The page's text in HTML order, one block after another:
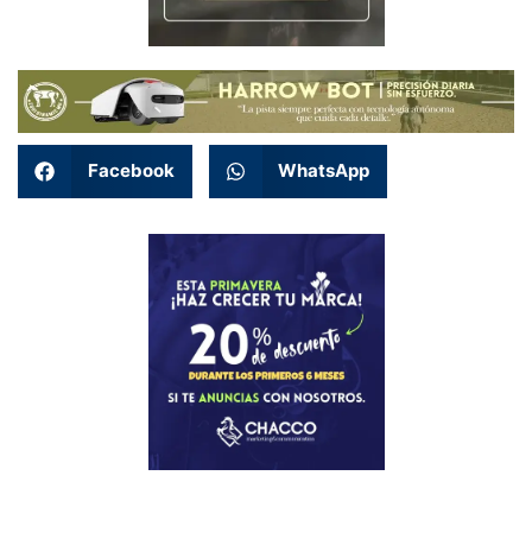
Facebook WhatsApp